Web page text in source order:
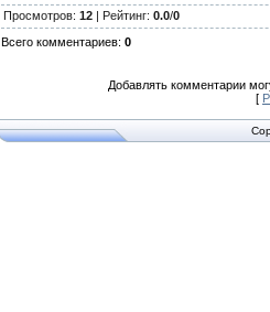
Просмотров: 12 | Рейтинг: 0.0/0
Всего комментариев: 0
Добавлять комментарии
[